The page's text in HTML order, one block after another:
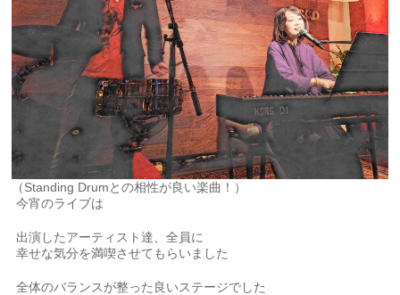
（Standing Drumとの相性が良い楽曲！）
今宵のライブは
出演したアーティスト達、全員に
幸せな気分を満喫させてもらいました
全体のバランスが整った良いステージでした